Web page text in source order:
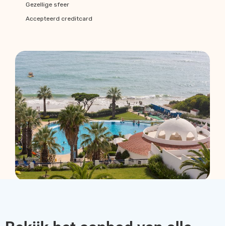
Gezellige sfeer
Accepteerd creditcard